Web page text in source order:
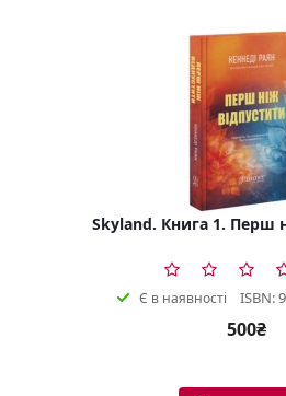
Skyland. Книга 1. Перш
Є в наявності ISBN:
500₴